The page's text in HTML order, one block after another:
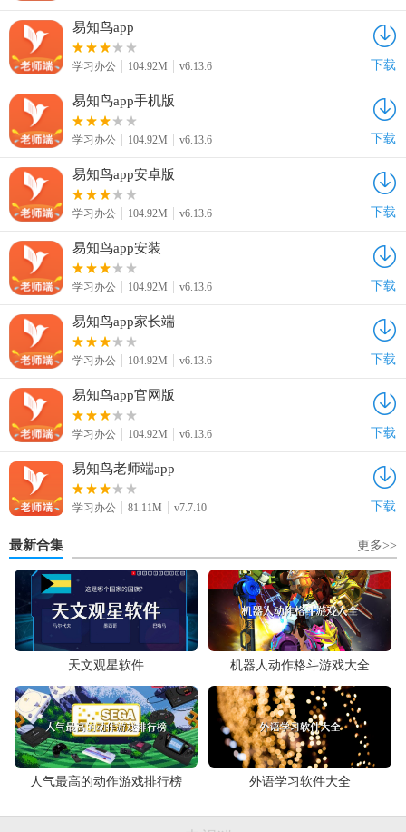
易知鸟app
学习办公 104.92M v6.13.6 下载
易知鸟app手机版
学习办公 104.92M v6.13.6 下载
易知鸟app安卓版
学习办公 104.92M v6.13.6 下载
易知鸟app安装
学习办公 104.92M v6.13.6 下载
易知鸟app家长端
学习办公 104.92M v6.13.6 下载
易知鸟app官网版
学习办公 104.92M v6.13.6 下载
易知鸟老师端app
学习办公 81.11M v7.7.10 下载
最新合集 更多>>
天文观星软件 机器人动作格斗游戏大全
人气最高的动作游戏排行榜 外语学习软件大全